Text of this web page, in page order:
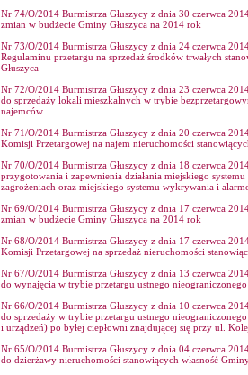
Nr 74/O/2014 Burmistrza Głuszycy z dnia 30 czerwca
zmian w budżecie Gminy Głuszyca na 2014 rok
Nr 73/O/2014 Burmistrza Głuszycy z dnia 24 czerwca
Regulaminu przetargu na sprzedaż środków trwałych
Głuszyca
Nr 72/O/2014 Burmistrza Głuszycy z dnia 23 czerwca
do sprzedaży lokali mieszkalnych w trybie
najemców
Nr 71/O/2014 Burmistrza Głuszycy z dnia 20 czerwca
Komisji Przetargowej na najem nieruchomości
Nr 70/O/2014 Burmistrza Głuszycy z dnia 18 czerwca
przygotowania i zapewnienia działania miejskiego systemu
zagrożeniach oraz miejskiego systemu wykrywania i
Nr 69/O/2014 Burmistrza Głuszycy z dnia 17 czerwca
zmian w budżecie Gminy Głuszyca na 2014 rok
Nr 68/O/2014 Burmistrza Głuszycy z dnia 17 czerwca
Komisji Przetargowej na sprzedaż nieruchomości
Nr 67/O/2014 Burmistrza Głuszycy z dnia 13 czerwca
do wynajęcia w trybie przetargu ustnego
Nr 66/O/2014 Burmistrza Głuszycy z dnia 10 czerwca
do sprzedaży w trybie przetargu ustnego
i urządzeń) po byłej ciepłowni znajdującej się przy ul.
Nr 65/O/2014 Burmistrza Głuszycy z dnia 04 czerwca
do dzierżawy nieruchomości stanowiących własność Gminy